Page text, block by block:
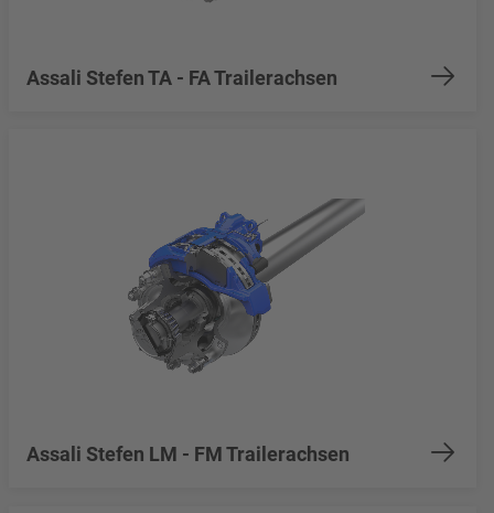
Assali Stefen TA - FA Trailerachsen
Assali Stefen LM - FM Trailerachsen